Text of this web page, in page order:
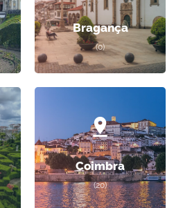
Bragança
(0)
Coimbra
(20)